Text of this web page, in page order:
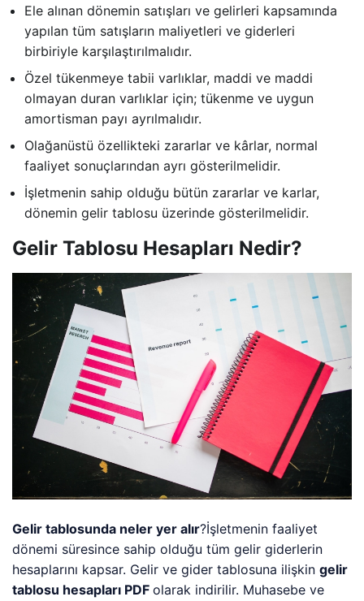
Ele alınan dönemin satışları ve gelirleri kapsamında
yapılan tüm satışların maliyetleri ve giderleri
birbiriyle karşılaştırılmalıdır.
Özel tükenmeye tabii varlıklar, maddi ve maddi
olmayan duran varlıklar için; tükenme ve uygun
amortisman payı ayrılmalıdır.
Olağanüstü özellikteki zararlar ve kârlar, normal
faaliyet sonuçlarından ayrı gösterilmelidir.
İşletmenin sahip olduğu bütün zararlar ve karlar,
dönemin gelir tablosu üzerinde gösterilmelidir.
Gelir Tablosu Hesapları Nedir?
Gelir tablosunda neler yer alır?İşletmenin faaliyet
dönemi süresince sahip olduğu tüm gelir giderlerin
hesaplarını kapsar. Gelir ve gider tablosuna ilişkingelir
tablosu hesapları PDFolarak indirilir. Muhasebe ve